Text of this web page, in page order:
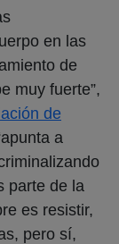
en las
de
muy fuerte”,
de
a
parte de la
es resistir,
pero sí,